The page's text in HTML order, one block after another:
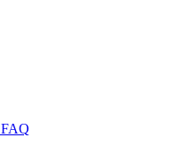
FAQ